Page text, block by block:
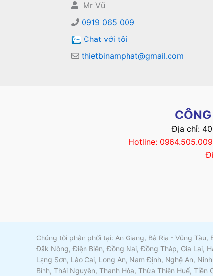
Mr Vũ
0919 065 009
Chat với tôi
thietbinamphat@gmail.com
Địa chỉ: 40
Hotline:
Chúng tôi phân phối tại: An Giang, Bà Rịa - Vũng
Đắk Nông, Điện Biên, Đồng Nai, Đồng Tháp, Gia Lai,
Lạng Sơn, Lào Cai, Long An, Nam Định, Nghệ An,
Bình, Thái Nguyên, Thanh Hóa, Thừa Thiên Huế, Tiền